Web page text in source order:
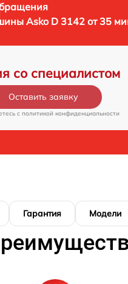
Asko D 3142 от 35
со специалистом
Оставить заявку
c политикой конфиденциальности
Гарантия Модели